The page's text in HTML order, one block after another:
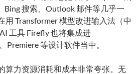
Bing 搜索、Outlook 邮件等几乎一
用 Transformer 模型改进输入法（中
工具 Firefly 也将集成进
等设计软件当中。
算力资源消耗和成本非常夸张。无